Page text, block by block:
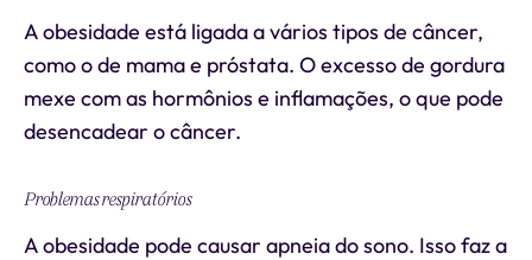
A obesidade está ligada a vários tipos de câncer,
como o de mama e próstata. O excesso de gordura
mexe com as hormônios e inflamações, o que pode
desencadear o câncer.
Problemas respiratórios
A obesidade pode causar apneia do sono. Isso faz a